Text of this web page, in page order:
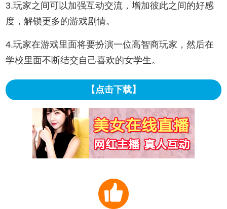
3.玩家之间可以加强互动交流，增加彼此之间的好感
度，解锁更多的游戏剧情。
4.玩家在游戏里面将要扮演一位高智商玩家，然后在
学校里面不断结交自己喜欢的女学生。
【点击下载】